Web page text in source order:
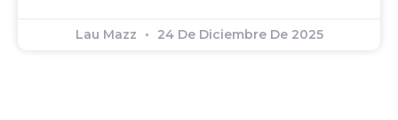
Lau Mazz 24 De Diciembre De 2025